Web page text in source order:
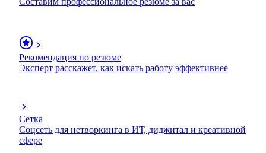
Рекомендация по резюме
Эксперт расскажет, как искать работу эффективнее
Сетка
Соцсеть для нетворкинга в ИТ, диджитал и креативной
сфере